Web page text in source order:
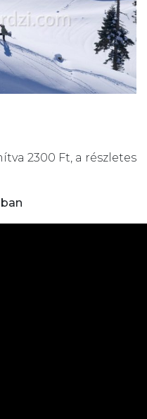
2300 Ft, a részletes